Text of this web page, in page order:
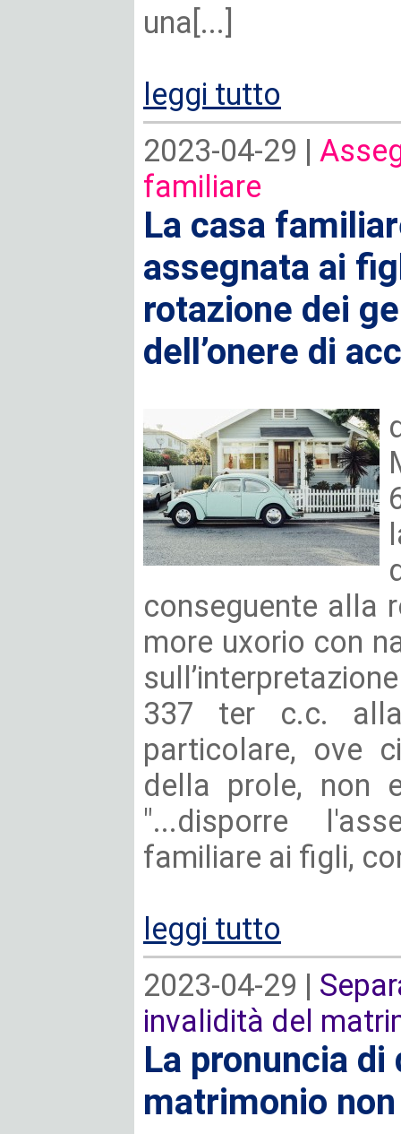
una[...]
leggi tutto
2023-04-29 |
familiare
La casa
assegnata ai
rotazione dei
dell’onere di
conseguente alla
more uxorio con
337 ter c.c.
particolare, ove
della prole, non
"...disporre
familiare ai figli,
leggi tutto
2023-04-29 |
invalidità del
La pronuncia di
matrimonio